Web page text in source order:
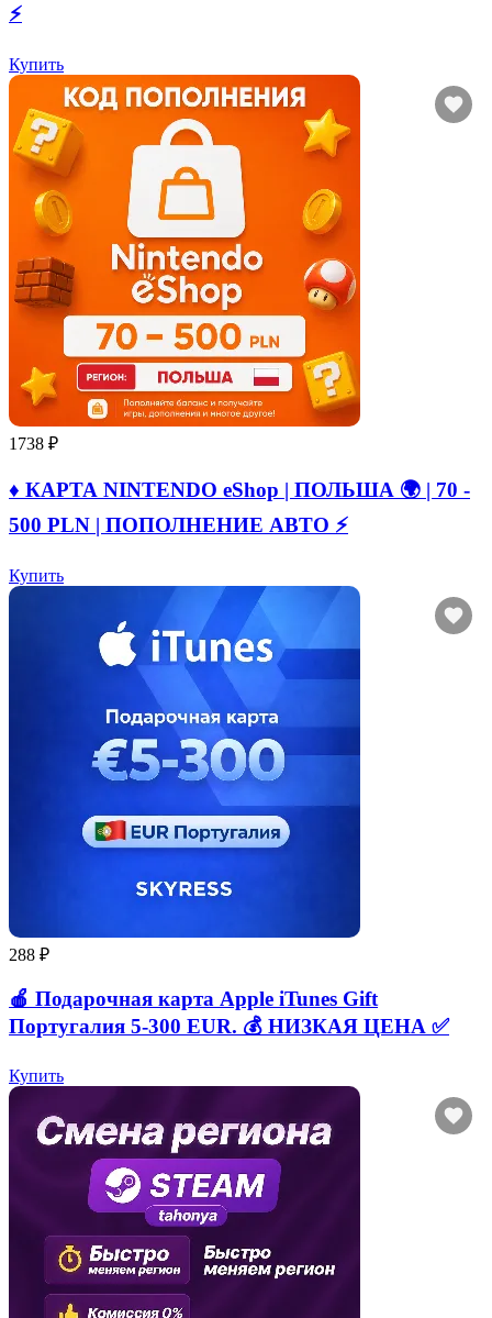
⚡
Купить
1738 ₽
♦️ КАРТА NINTENDO eShop | ПОЛЬША 🌍 | 70 -
500 PLN | ПОПОЛНЕНИЕ АВТО ⚡
Купить
288 ₽
🍎 Подарочная карта Apple iTunes Gift
Португалия 5-300 EUR. 💰 НИЗКАЯ ЦЕНА ✅
Купить